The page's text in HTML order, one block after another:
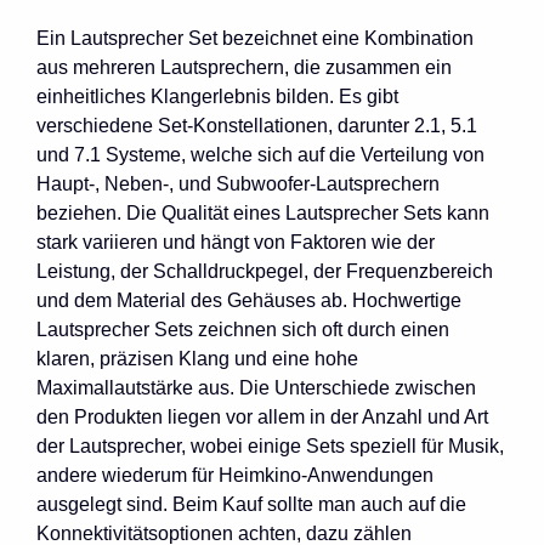
Ein Lautsprecher Set bezeichnet eine Kombination
aus mehreren Lautsprechern, die zusammen ein
einheitliches Klangerlebnis bilden. Es gibt
verschiedene Set-Konstellationen, darunter 2.1, 5.1
und 7.1 Systeme, welche sich auf die Verteilung von
Haupt-, Neben-, und Subwoofer-Lautsprechern
beziehen. Die Qualität eines Lautsprecher Sets kann
stark variieren und hängt von Faktoren wie der
Leistung, der Schalldruckpegel, der Frequenzbereich
und dem Material des Gehäuses ab. Hochwertige
Lautsprecher Sets zeichnen sich oft durch einen
klaren, präzisen Klang und eine hohe
Maximallautstärke aus. Die Unterschiede zwischen
den Produkten liegen vor allem in der Anzahl und Art
der Lautsprecher, wobei einige Sets speziell für Musik,
andere wiederum für Heimkino-Anwendungen
ausgelegt sind. Beim Kauf sollte man auch auf die
Konnektivitätsoptionen achten, dazu zählen